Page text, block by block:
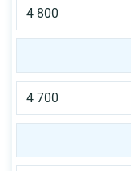
4 800
4 700